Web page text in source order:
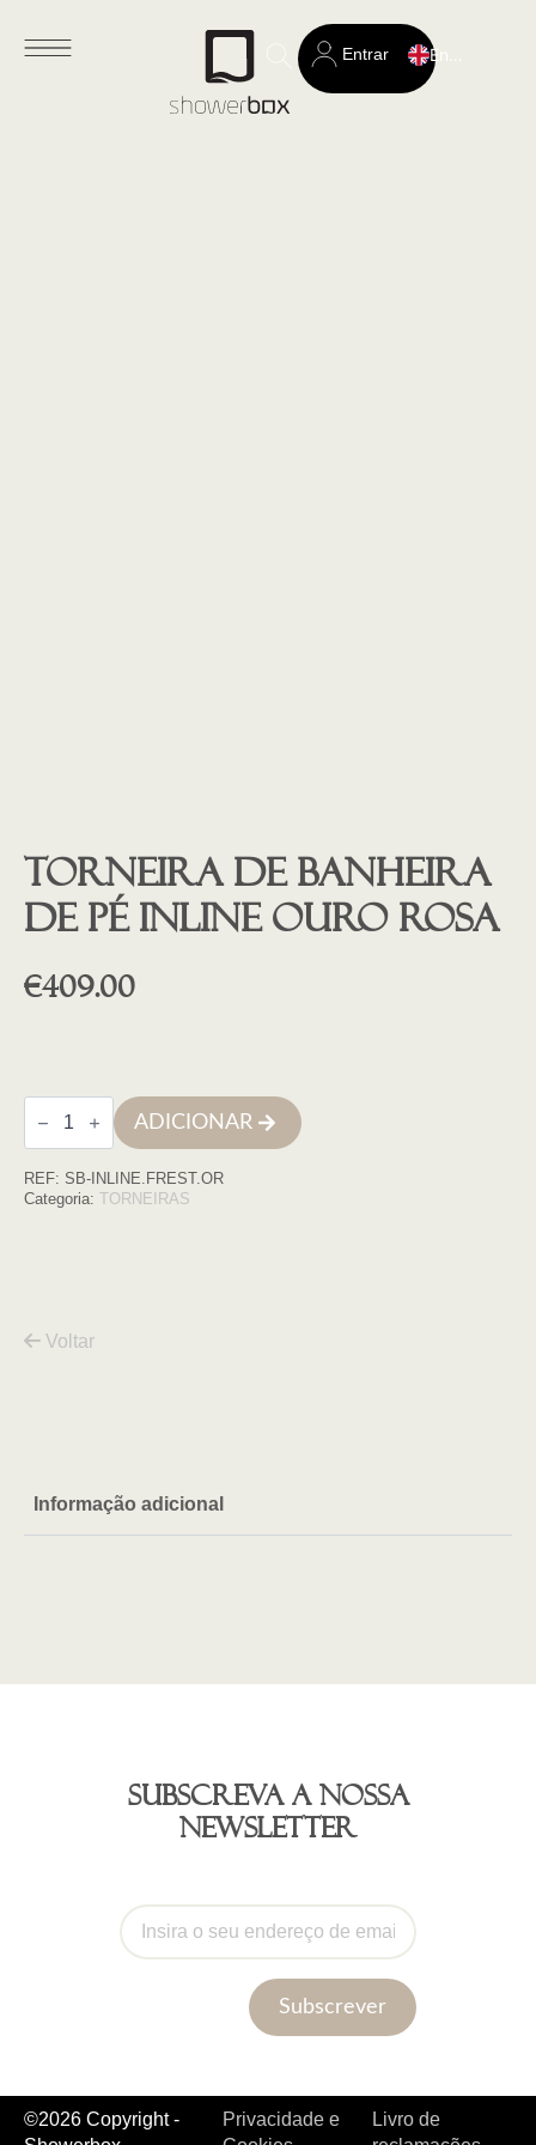
Search
for:
Entrar
Torneira de banheira
de pé INLINE ouro rosa
€409.00
Quantidade
de
Torneira
banheira
de
ADICIONAR
REF: SB-INLINE.FREST.OR
Categoria: TORNEIRAS
Voltar
Informação adicional
Subscreva a nossa
newsletter
Subscrever
©2026 Copyright -
Privacidade e
Livro de